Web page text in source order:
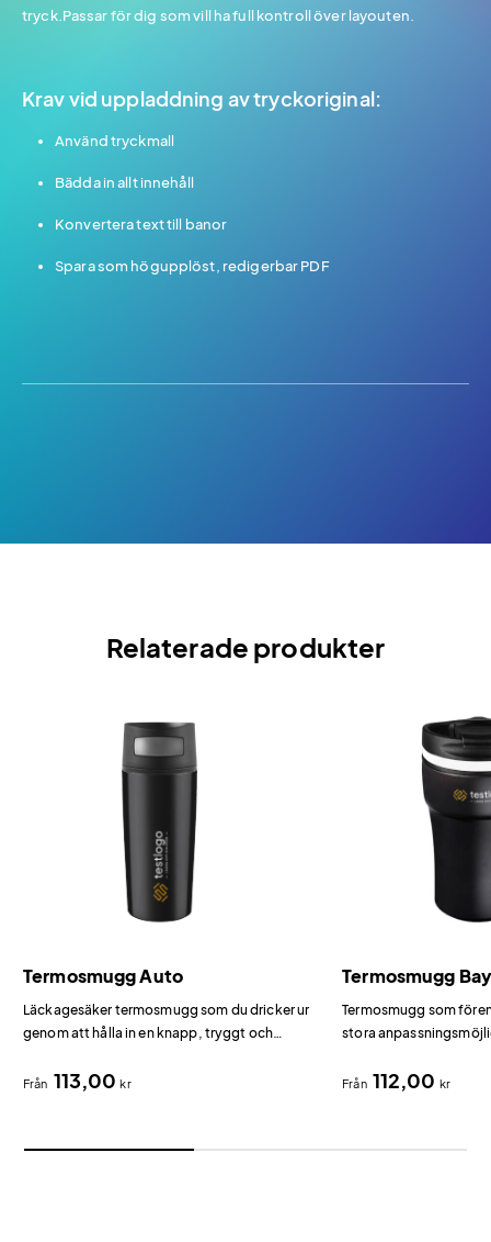
tryck.Passar för dig som vill ha full kontroll över layouten.
Krav vid uppladdning av tryckoriginal:
Använd tryckmall
Bädda in allt innehåll
Konvertera text till banor
Spara som högupplöst, redigerbar PDF
Relaterade produkter
Termosmugg Auto
Läckagesäker termosmugg som du dricker ur
genom att hålla in en knapp, tryggt och
Från 113,00kr
Termosmugg
Termosmugg som
stora
Från 112,00 kr